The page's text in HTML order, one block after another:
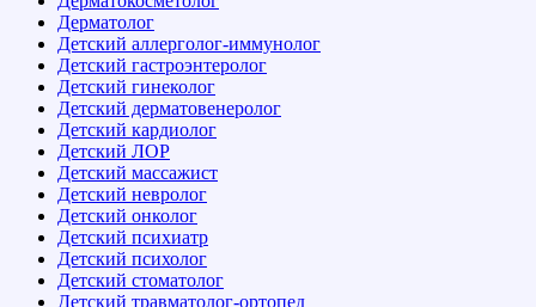
Дерматолог
Детский аллерголог-иммунолог
Детский гастроэнтеролог
Детский гинеколог
Детский дерматовенеролог
Детский кардиолог
Детский ЛОР
Детский массажист
Детский невролог
Детский онколог
Детский психиатр
Детский психолог
Детский стоматолог
Детский травматолог-ортопед